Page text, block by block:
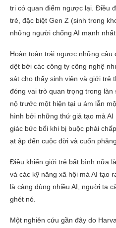
tri có quan điểm ngược lại. Điều
trẻ, đặc biệt Gen Z (sinh trong
những người chống AI mạnh nhất.
Hoàn toàn trái ngược những câu
dệt bởi các công ty công nghệ
sát cho thấy sinh viên và giới trẻ
đóng vai trò quan trọng trong làn
nộ trước một hiện tại u ám lẫn
hình bởi những thứ giả tạo mà
giác bức bối khi bị buộc phải
ạt ập đến cuộc đời và cuốn
Điều khiến giới trẻ bất bình nữa
và các kỹ năng xã hội mà AI tạo
là càng dùng nhiều AI, người ta
ghét nó.
Một nghiên cứu gần đây do